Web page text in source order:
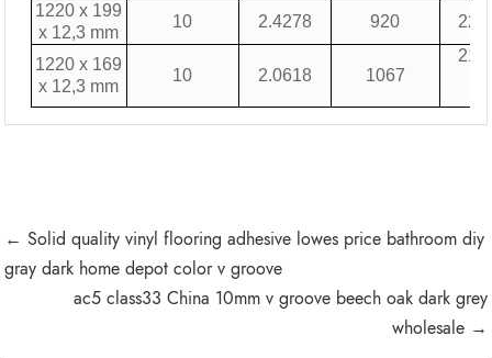
1220 x 199
x 12,3 mm
10 2.4278 920
1220 x 169
x 12,3 mm
10 2.0618 1067
← Solid quality vinyl flooring adhesive lowes price bathroom diy
gray dark home depot color v groove
ac5 class33 China 10mm v groove beech oak dark grey
wholesale →